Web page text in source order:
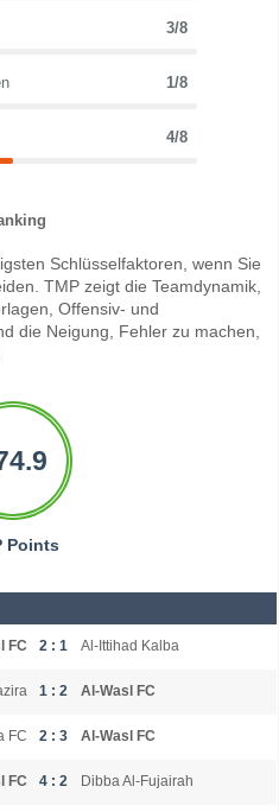
3/8
1/8
4/8
Schlüsselfaktoren, wenn Sie
TMP zeigt die Teamdynamik,
Offensiv- und
die Neigung, Fehler zu machen,
Points
FC 2 : 1 Al-Ittihad Kalba
1 : 2 Al-Wasl FC
FC 2 : 3 Al-Wasl FC
FC 4 : 2 Dibba Al-Fujairah